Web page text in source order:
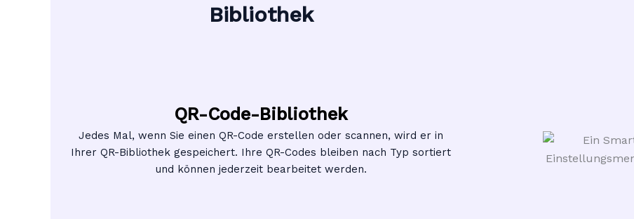
Bibliothek
QR-Code-Bibliothek
Jedes Mal, wenn Sie einen QR-Code erstellen oder scannen, wird er in
Ihrer QR-Bibliothek gespeichert. Ihre QR-Codes bleiben nach Typ sortiert
und können jederzeit bearbeitet werden.